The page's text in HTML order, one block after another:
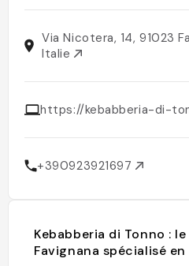
Via Nicotera, 14, 91023
Italie
https://kebabberia-di-
+390923921697
Kebabberia di Tonno :
Favignana spécialisé